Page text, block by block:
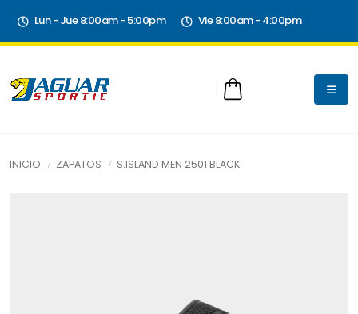
Lun - Jue 8:00am - 5:00pm Vie 8:00am - 4:00pm
INICIO ZAPATOS S.ISLAND MEN 2501 BLACK